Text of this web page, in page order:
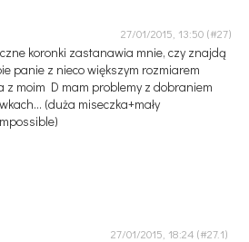
27/01/2015, 13:50
koronki zastanawia mnie, czy znajdą
panie z nieco większym rozmiarem
z moim D mam problemy z dobraniem
(duża miseczka+mały
27/01/2015, 18:24